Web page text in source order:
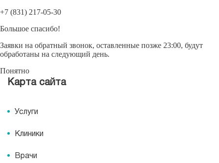
+7 (831) 217-05-30
Большое спасибо!
Заявки на обратный звонок, оставленные позже 23:00, будут
обработаны на следующий день.
Понятно
Карта сайта
Услуги
Клиники
Врачи